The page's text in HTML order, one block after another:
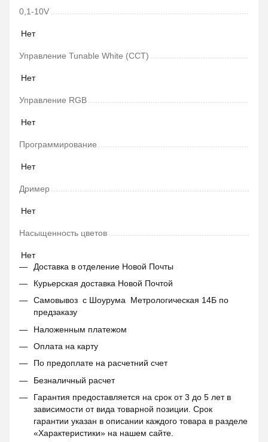
0,1-10V
Нет
Управление Tunable White (CCT)
Нет
Управление RGB
Нет
Программирование
Нет
Дример
Нет
Насыщенность цветов
Нет
Доставка в отделение Новой Почты
Курьерская доставка Новой Почтой
Самовывоз с Шоурума Метрологическая 14Б по
предзаказу
Наложенным платежом
Оплата на карту
По предоплате на расчетний счет
Безналичный расчет
Гарантия предоставляется на срок от 3 до 5 лет в
зависимости от вида товарной позиции. Срок
гарантии указан в описании каждого товара в разделе
«Характеристики» на нашем сайте.